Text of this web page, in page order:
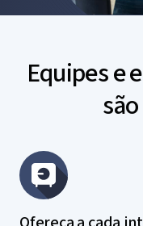
Equipes e